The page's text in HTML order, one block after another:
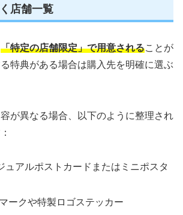
店舗一覧
「特定の店舗限定」で用意されることが
特典がある場合は購入先を明確に選ぶ
が異なる場合、以下のように整理され
ュアルポストカードまたはミニポスタ
ークや特製ロゴステッカー